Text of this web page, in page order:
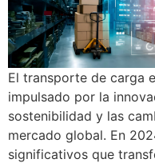
El transporte de carga
impulsado por la
sostenibilidad y las
mercado global. En
significativos que